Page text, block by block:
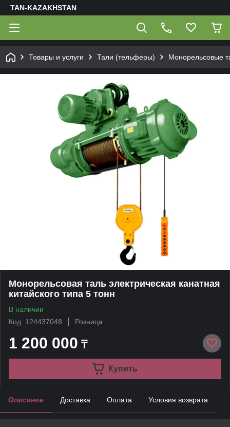
TAN-KAZAKHSTAN
Товары и услуги Тали (тельферы) Монорельсовые
Монорельсовая таль электрическая канатная
китайского типа 5 тонн
В наличии
Код: 124437048
Розница
1 200 000 ₸
Купить
Описание Доставка Оплата Условия возврата